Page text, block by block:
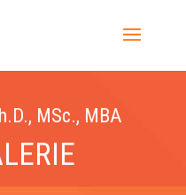
MSc., MBA